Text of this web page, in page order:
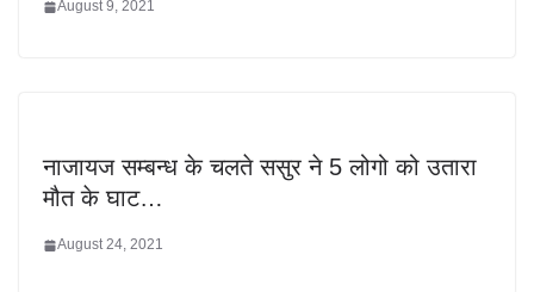
August 9, 2021
नाजायज सम्बन्ध के चलते ससुर ने 5 लोगो को उतारा
मौत के घाट…
August 24, 2021